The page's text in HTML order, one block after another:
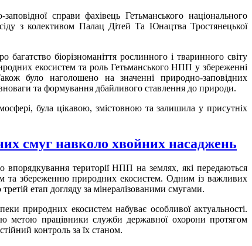
справи фахівець Гетьманського національного
з колективом Палац Дітей Та Юнацтва Тростянецької
біорізноманіття рослинного і тваринного світу
екосистем та роль Гетьманського НПП у збереженні
було наголошено на значенні природно-заповідних
та формування дбайливого ставлення до природи.
була цікавою, змістовною та залишила у присутніх
смуг навколо хвойних насаджень
території НПП на землях, які передаються
та збереженню природних екосистем. Одним із важливих
етап догляду за мінералізованими смугами.
природних екосистем набуває особливої актуальності.
метою працівники служби державної охорони протягом
контроль за їх станом.